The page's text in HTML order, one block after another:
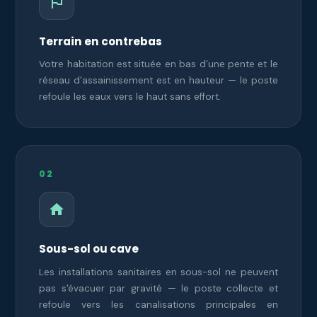
Terrain en contrebas
Votre habitation est située en bas d'une pente et le
réseau d'assainissement est en hauteur — le poste
refoule les eaux vers le haut sans effort.
02
Sous-sol ou cave
Les installations sanitaires en sous-sol ne peuvent
pas s'évacuer par gravité — le poste collecte et
refoule vers les canalisations principales en